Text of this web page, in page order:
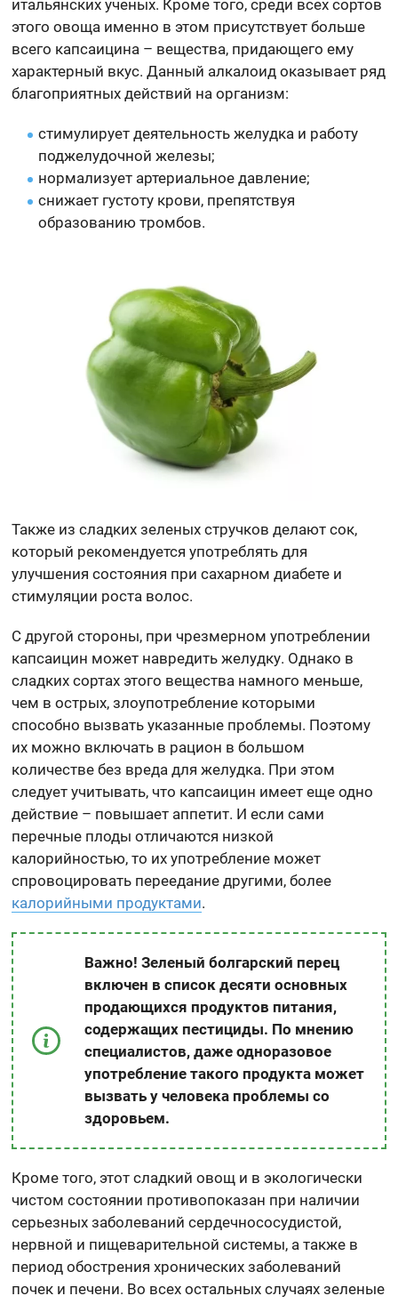
итальянских ученых. Кроме того, среди всех сортов
этого овоща именно в этом присутствует больше
всего капсаицина – вещества, придающего ему
характерный вкус. Данный алкалоид оказывает ряд
благоприятных действий на организм:
стимулирует деятельность желудка и работу
поджелудочной железы;
нормализует артериальное давление;
снижает густоту крови, препятствуя
образованию тромбов.
Также из сладких зеленых стручков делают сок,
который рекомендуется употреблять для
улучшения состояния при сахарном диабете и
стимуляции роста волос.
С другой стороны, при чрезмерном употреблении
капсаицин может навредить желудку. Однако в
сладких сортах этого вещества намного меньше,
чем в острых, злоупотребление которыми
способно вызвать указанные проблемы. Поэтому
их можно включать в рацион в большом
количестве без вреда для желудка. При этом
следует учитывать, что капсаицин имеет еще одно
действие – повышает аппетит. И если сами
перечные плоды отличаются низкой
калорийностью, то их употребление может
спровоцировать переедание другими, более
калорийными продуктами.
Важно! Зеленый болгарский перец
включен в список десяти основных
продающихся продуктов питания,
содержащих пестициды. По мнению
специалистов, даже одноразовое
употребление такого продукта может
вызвать у человека проблемы со
здоровьем.
Кроме того, этот сладкий овощ и в экологически
чистом состоянии противопоказан при наличии
серьезных заболеваний сердечнососудистой,
нервной и пищеварительной системы, а также в
период обострения хронических заболеваний
почек и печени. Во всех остальных случаях зеленые